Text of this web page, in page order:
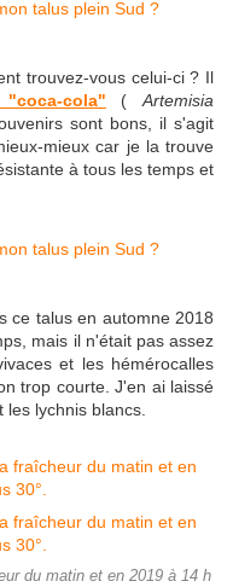
trouvez-vous celui-ci ? Il
cola" (Artemisia
sont bons, il s'agit
mieux car je la trouve
à tous les temps et
ce talus en automne 2018
mais il n'était pas assez
et les hémérocalles
trop courte. J'en ai laissé
lychnis blancs.
du matin et en 2019 à 14 h